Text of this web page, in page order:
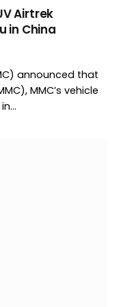
Airtrek
in China
announced that
MMC’s vehicle